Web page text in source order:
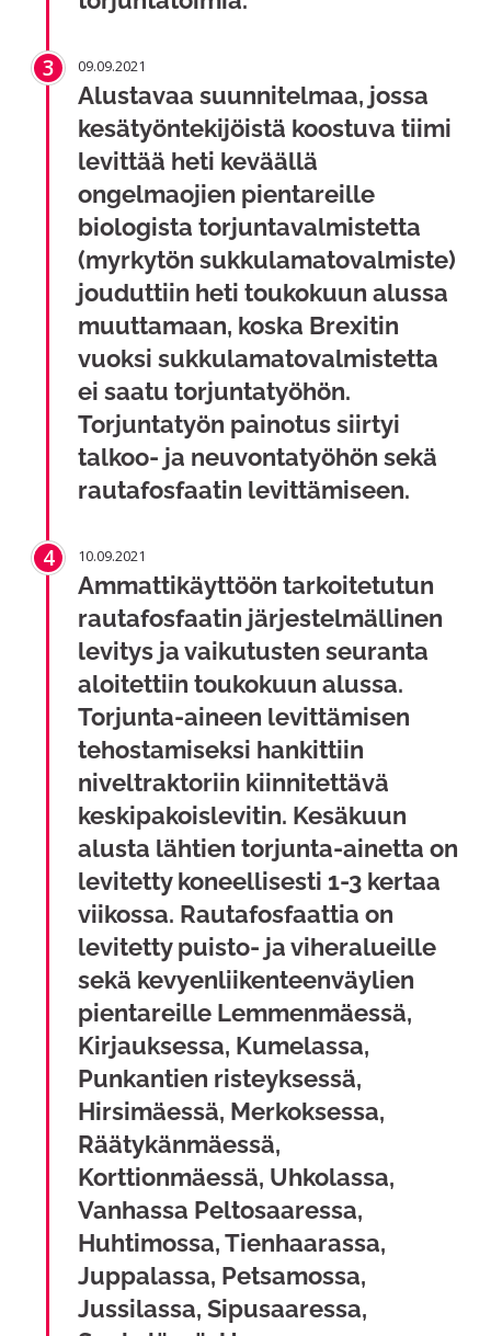
3 09.09.2021
Alustavaa suunnitelmaa, jossa
kesätyöntekijöistä koostuva tiimi
levittää heti keväällä
ongelmaojien pientareille
biologista torjuntavalmistetta
(myrkytön sukkulamatovalmiste)
jouduttiin heti toukokuun alussa
muuttamaan, koska Brexitin
vuoksi sukkulamatovalmistetta
ei saatu torjuntatyöhön.
Torjuntatyön painotus siirtyi
talkoo- ja neuvontatyöhön sekä
rautafosfaatin levittämiseen.
4 10.09.2021
Ammattikäyttöön tarkoitetutun
rautafosfaatin järjestelmällinen
levitys ja vaikutusten seuranta
aloitettiin toukokuun alussa.
Torjunta-aineen levittämisen
tehostamiseksi hankittiin
niveltraktoriin kiinnitettävä
keskipakoislevitin. Kesäkuun
alusta lähtien torjunta-ainetta on
levitetty koneellisesti 1-3 kertaa
viikossa. Rautafosfaattia on
levitetty puisto- ja viheralueille
sekä kevyenliikenteenväylien
pientareille Lemmenmäessä,
Kirjauksessa, Kumelassa,
Punkantien risteyksessä,
Hirsimäessä, Merkoksessa,
Räätykänmäessä,
Korttionmäessä, Uhkolassa,
Vanhassa Peltosaaressa,
Huhtimossa, Tienhaarassa,
Juppalassa, Petsamossa,
Jussilassa, Sipusaaressa,